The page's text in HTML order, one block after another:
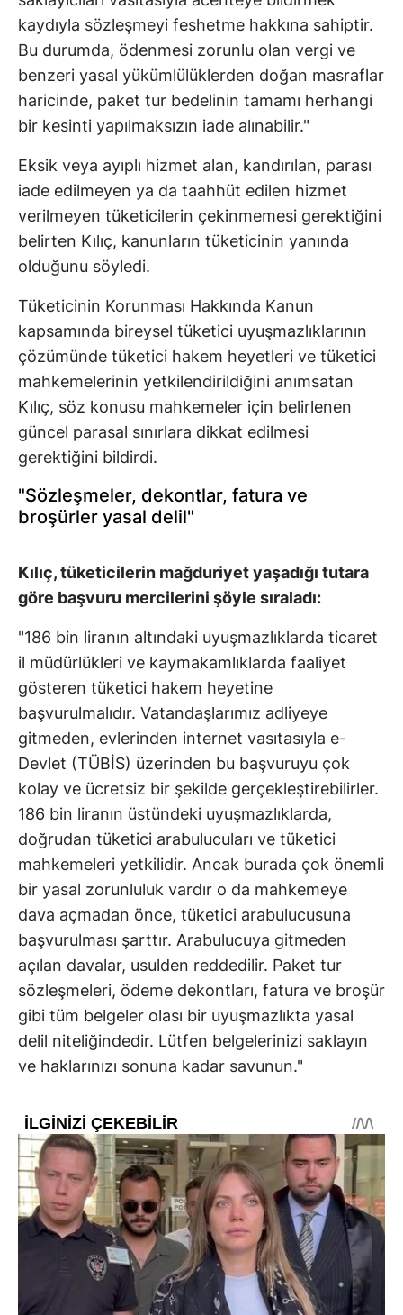
kaydıyla sözleşmeyi feshetme hakkına sahiptir.
Bu durumda, ödenmesi zorunlu olan vergi ve
benzeri yasal yükümlülüklerden doğan masraflar
haricinde, paket tur bedelinin tamamı herhangi
bir kesinti yapılmaksızın iade alınabilir."
Eksik veya ayıplı hizmet alan, kandırılan, parası
iade edilmeyen ya da taahhüt edilen hizmet
verilmeyen tüketicilerin çekinmemesi gerektiğini
belirten Kılıç, kanunların tüketicinin yanında
olduğunu söyledi.
Tüketicinin Korunması Hakkında Kanun
kapsamında bireysel tüketici uyuşmazlıklarının
çözümünde tüketici hakem heyetleri ve tüketici
mahkemelerinin yetkilendirildiğini anımsatan
Kılıç, söz konusu mahkemeler için belirlenen
güncel parasal sınırlara dikkat edilmesi
gerektiğini bildirdi.
"Sözleşmeler, dekontlar, fatura ve
broşürler yasal delil"
Kılıç, tüketicilerin mağduriyet yaşadığı tutara
göre başvuru mercilerini şöyle sıraladı:
"186 bin liranın altındaki uyuşmazlıklarda ticaret
il müdürlükleri ve kaymakamlıklarda faaliyet
gösteren tüketici hakem heyetine
başvurulmalıdır. Vatandaşlarımız adliyeye
gitmeden, evlerinden internet vasıtasıyla e-
Devlet (TÜBİS) üzerinden bu başvuruyu çok
kolay ve ücretsiz bir şekilde gerçekleştirebilirler.
186 bin liranın üstündeki uyuşmazlıklarda,
doğrudan tüketici arabulucuları ve tüketici
mahkemeleri yetkilidir. Ancak burada çok önemli
bir yasal zorunluluk vardır o da mahkemeye
dava açmadan önce, tüketici arabulucusuna
başvurulması şarttır. Arabulucuya gitmeden
açılan davalar, usulden reddedilir. Paket tur
sözleşmeleri, ödeme dekontları, fatura ve broşür
gibi tüm belgeler olası bir uyuşmazlıkta yasal
delil niteliğindedir. Lütfen belgelerinizi saklayın
ve haklarınızı sonuna kadar savunun."